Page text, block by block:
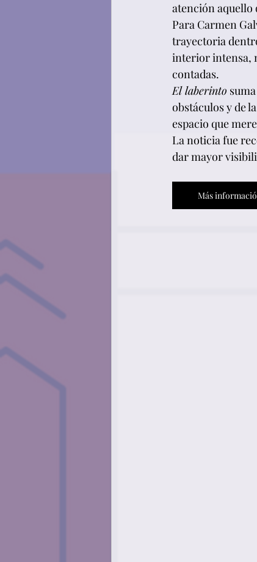
atención aquello
Para Carmen
trayectoria
interior intensa,
contadas.
El laberinto
obstáculos y de
espacio que
La noticia fue
dar mayor
Más